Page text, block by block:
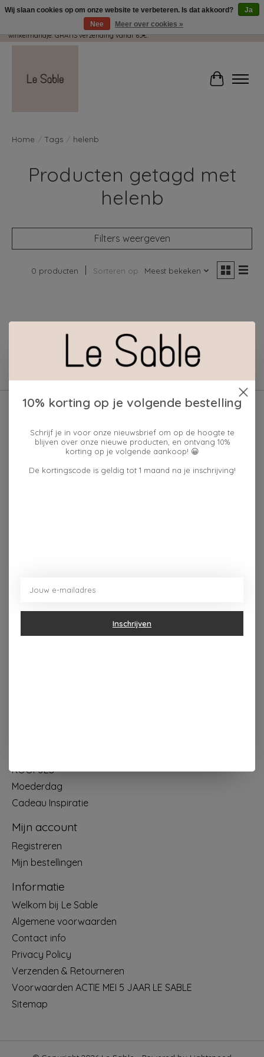
Wij pakken met plezier jouw kadootjes GRATIS in! Duid dit zeker aan in je
winkelmandje. GRATIS verzending vanaf 65€.
Home Tags helenb
Producten getagd met
helenb
Filters weergeven
0 producten Sorteren op Meest bekeken
Geen producten gevonden!
zaterdag 10u - 17u ---zondag maandag gesloten
Categorieën
KOOPJES
Moederdag
Cadeau Inspiratie
Mijn account
Registreren
Mijn bestellingen
Informatie
Welkom bij Le Sable
Algemene voorwaarden
Contact info
Privacy Policy
Verzenden & Retourneren
Voorwaarden ACTIE MEI 5 JAAR LE SABLE
Sitemap
Wij slaan cookies op om onze website te verbeteren. Is dat akkoord?
Ja
Nee
Meer over cookies »
10% korting op je volgende bestelling
Schrijf je in voor onze nieuwsbrief om op de hoogte te
blijven over onze nieuwe producten, en ontvang 10%
korting op je volgende aankoop! 😀
De kortingscode is geldig tot 1 maand na je inschrijving!
Inschrijven